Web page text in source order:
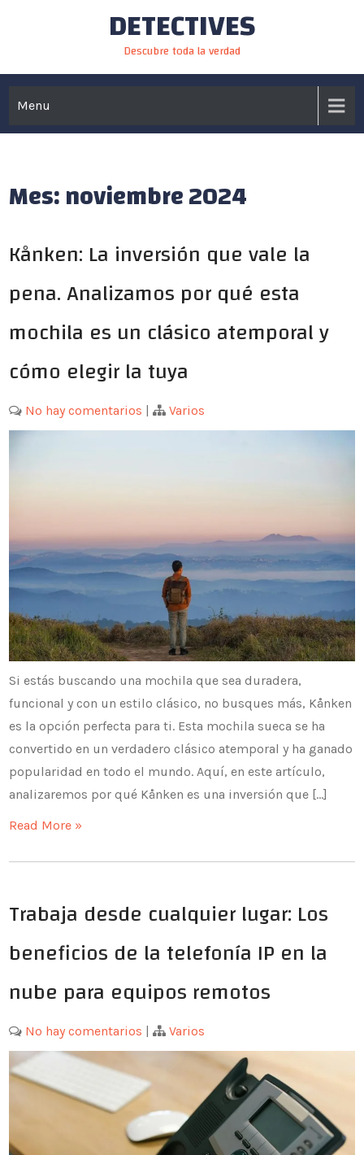
DETECTIVES
Descubre toda la verdad
Menu
Mes:noviembre 2024
Kånken: La inversión que vale la
pena. Analizamos por qué esta
mochila es un clásico atemporal y
cómo elegir la tuya
No hay comentarios | Varios
Si estás buscando una mochila que sea duradera,
funcional y con un estilo clásico, no busques más, Kånken
es la opción perfecta para ti. Esta mochila sueca se ha
convertido en un verdadero clásico atemporal y ha ganado
popularidad en todo el mundo. Aquí, en este artículo,
analizaremos por qué Kånken es una inversión que […]
Read More »
Trabaja desde cualquier lugar: Los
beneficios de la telefonía IP en la
nube para equipos remotos
No hay comentarios | Varios